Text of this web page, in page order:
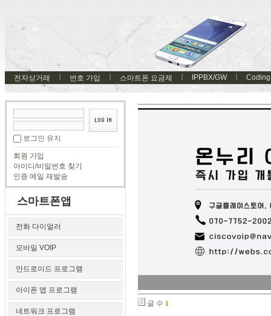
전자상거래 번호 가입 스마트폰 요금제 IPPBX/GW Coding
로그인 유지
회원 가입
아이디/비밀번호 찾기
인증 메일 재발송
스마트폰앱
전화 다이얼러
모바일 VOIP
안드로이드 프로그램
아이폰 앱 프로그램
네트워크 프로그램
글 수 1